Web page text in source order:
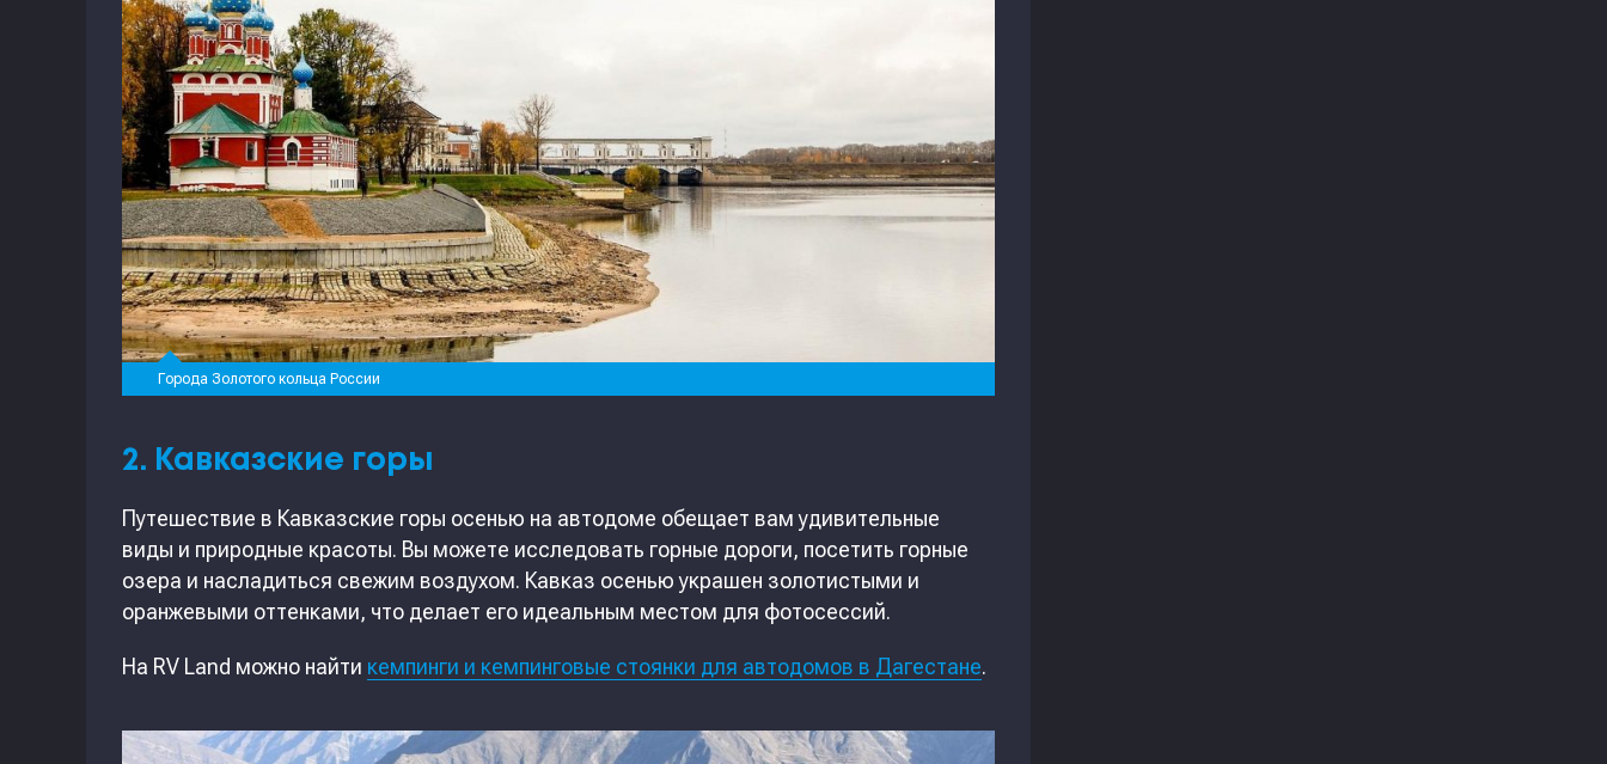
Города Золотого кольца России
2. Кавказские горы
Путешествие в Кавказские горы осенью на автодоме обещает вам удивительные
виды и природные красоты. Вы можете исследовать горные дороги, посетить горные
озера и насладиться свежим воздухом. Кавказ осенью украшен золотистыми и
оранжевыми оттенками, что делает его идеальным местом для фотосессий.
На RV Land можно найти кемпинги и кемпинговые стоянки для автодомов в Дагестане.